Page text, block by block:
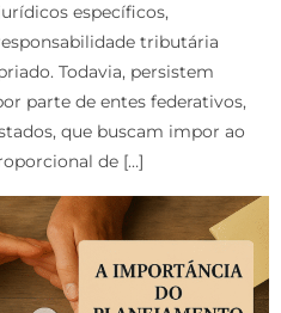
específicos,
tributária
Todavia, persistem
parte de entes federativos,
que buscam impor ao
de […]